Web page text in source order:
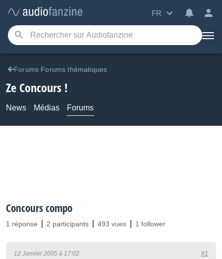
FR
Forums Forums thématiques
Ze Concours !
News Médias Forums
Concours compo
1 réponse 2 participants 493 vues 1 follower
12 Janvier 2005 à 17:02 #1